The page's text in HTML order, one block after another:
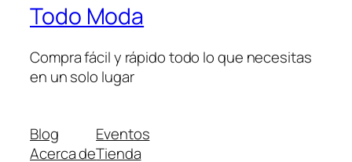
Todo Moda
Compra fácil y rápido todo lo que necesitas
en un solo lugar
Blog
Acerca de
Eventos
Tienda